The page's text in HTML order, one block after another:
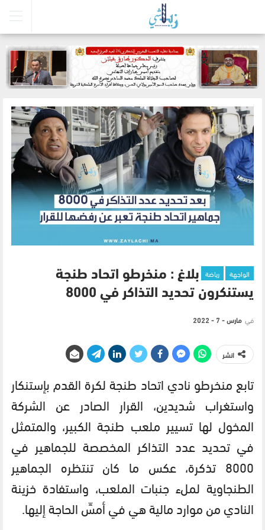
الواجهة رياضة بلاغ : منخرطو اتحاد طنجة
يستنكرون تحديد التذاكر في 8000
في مارس - 7 - 2022
انشر
تابع منخرطو نادي اتحاد طنجة لكرة القدم بإستنكار
واستغراب شديدين، القرار الصادر عن الشركة
المخول لها تسيير ملعب طنجة الكبير، والمتمثل
في تحديد عدد التذاكر المخصصة للجماهير في
8000 تذكرة، عكس ما كان تنتظره الجماهير
الطنجاوية لملء جنبات الملعب، واستفادة خزينة
النادي من موارد مالية هي في أمسِّ الحاجة إليها.